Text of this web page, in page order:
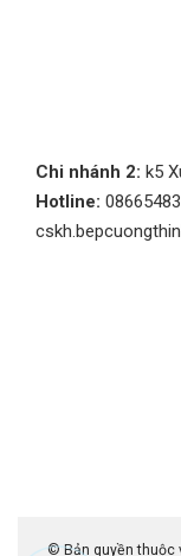
Chi nhánh 2: k5
Hotline:
© Bản quyền thuộc